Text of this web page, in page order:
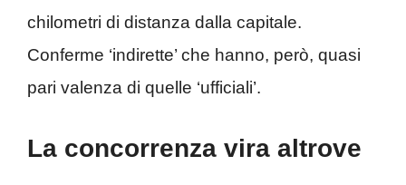
chilometri di distanza dalla capitale.
Conferme ‘indirette’ che hanno, però, quasi
pari valenza di quelle ‘ufficiali’.
La concorrenza vira altrove